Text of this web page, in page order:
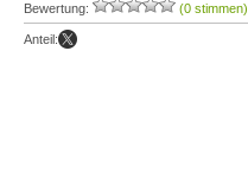
Bewertung: (0 stimmen)
Anteil: